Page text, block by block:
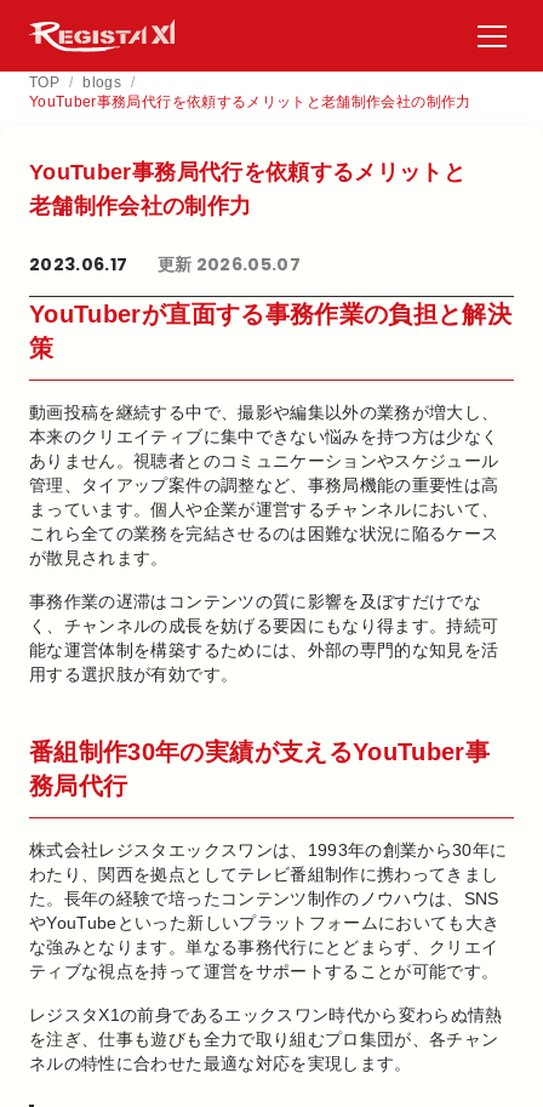
TOP / blogs /
YouTuber事務局代行を依頼するメリットと老舗制作会社の制作力
YouTuber事務局代行を​依頼する​メリットと​
老舗制作会社の​制作力
2023.06.17 更新 2026.05.07
YouTuberが直面する事務作業の負担と解決
策
動画投稿を継続する中で、撮影や編集以外の業務が増大し、
本来のクリエイティブに集中できない悩みを持つ方は少なく
ありません。視聴者とのコミュニケーションやスケジュール
管理、タイアップ案件の調整など、事務局機能の重要性は高
まっています。個人や企業が運営するチャンネルにおいて、
これら全ての業務を完結させるのは困難な状況に陥るケース
が散見されます。
事務作業の遅滞はコンテンツの質に影響を及ぼすだけでな
く、チャンネルの成長を妨げる要因にもなり得ます。持続可
能な運営体制を構築するためには、外部の専門的な知見を活
用する選択肢が有効です。
番組制作30年の実績が支えるYouTuber事
務局代行
株式会社レジスタエックスワンは、1993年の創業から30年に
わたり、関西を拠点としてテレビ番組制作に携わってきまし
た。長年の経験で培ったコンテンツ制作のノウハウは、SNS
やYouTubeといった新しいプラットフォームにおいても大き
な強みとなります。単なる事務代行にとどまらず、クリエイ
ティブな視点を持って運営をサポートすることが可能です。
レジスタX1の前身であるエックスワン時代から変わらぬ情熱
を注ぎ、仕事も遊びも全力で取り組むプロ集団が、各チャン
ネルの特性に合わせた最適な対応を実現します。